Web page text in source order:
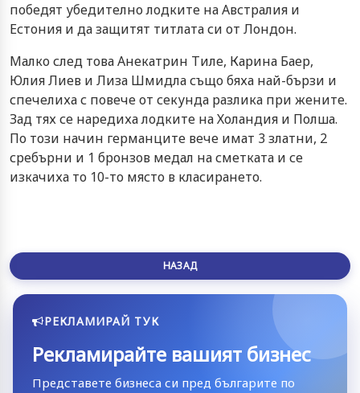
победят убедително лодките на Австралия и
Естония и да защитят титлата си от Лондон.
Малко след това Анекатрин Тиле, Карина Баер,
Юлия Лиев и Лиза Шмидла също бяха най-бързи и
спечелиха с повече от секунда разлика при жените.
Зад тях се наредиха лодките на Холандия и Полша.
По този начин германците вече имат 3 златни, 2
сребърни и 1 бронзов медал на сметката и се
изкачиха то 10-то място в класирането.
НАЗАД
РЕКЛАМИРАЙ ТУК
Рекламирайте вашият бизнес
Представете бизнеса си пред българите по